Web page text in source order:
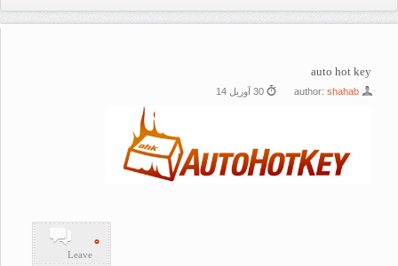
auto hot key
author:shahab
Leave